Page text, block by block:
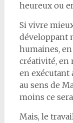
heureux ou
Si vivre
développant
humaines,
créativité, en
en exécutant
au sens de
moins ce
Mais, le